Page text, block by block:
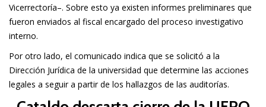
Vicerrectoría–. Sobre esto ya existen informes preliminares que
fueron enviados al fiscal encargado del proceso investigativo
interno.
Por otro lado, el comunicado indica que se solicitó a la
Dirección Jurídica de la universidad que determine las acciones
legales a seguir a partir de los hallazgos de las auditorías.